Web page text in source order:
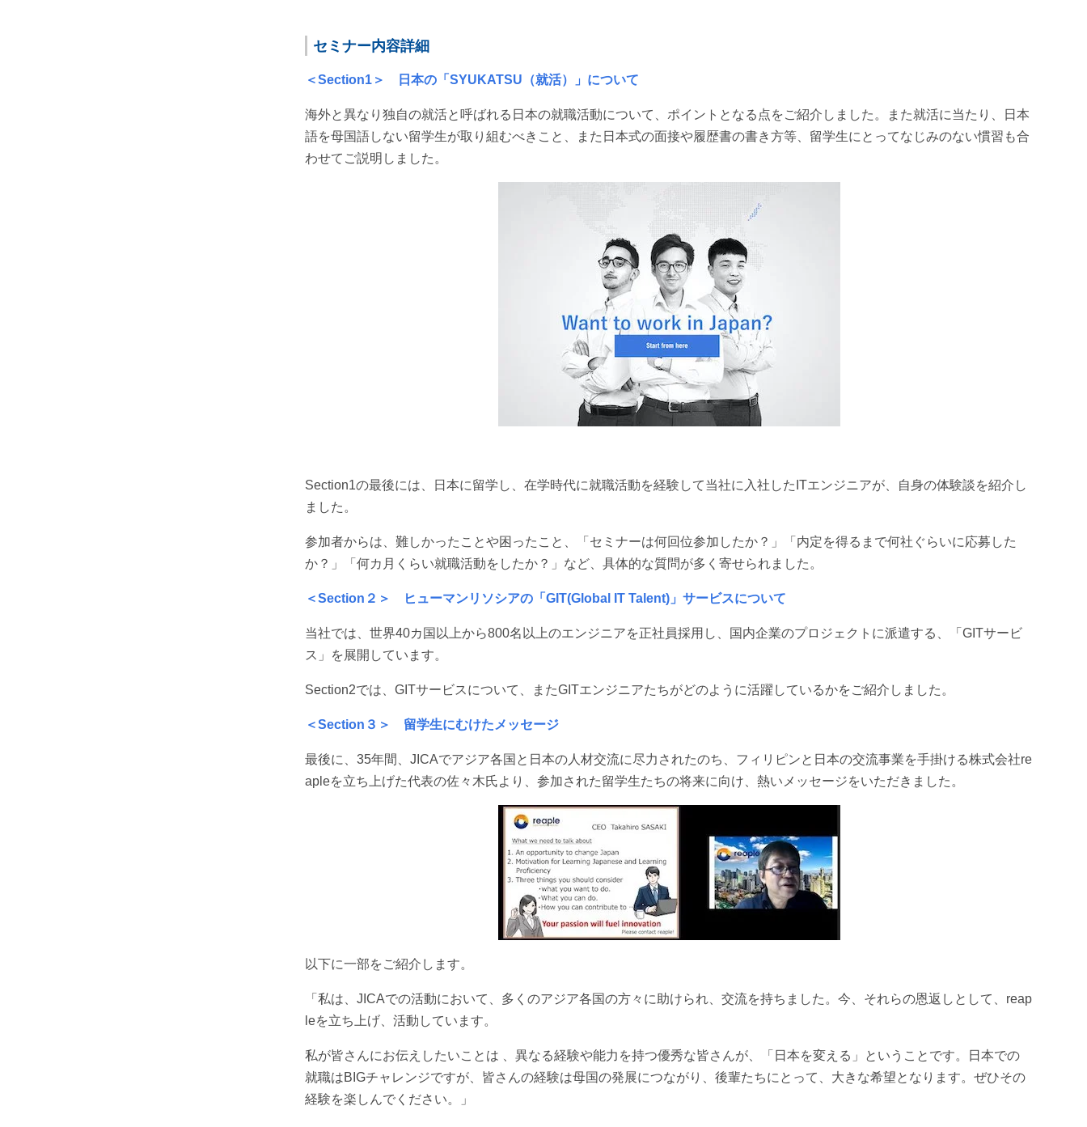
セミナー内容詳細
＜Section1＞ 日本の「SYUKATSU（就活）」について
海外と異なり独自の就活と呼ばれる日本の就職活動について、ポイントとなる点をご紹介しました。また就活に当たり、日本
語を母国語しない留学生が取り組むべきこと、また日本式の面接や履歴書の書き方等、留学生にとってなじみのない慣習も合
わせてご説明しました。
Section1の最後には、日本に留学し、在学時代に就職活動を経験して当社に入社したITエンジニアが、自身の体験談を紹介し
ました。
参加者からは、難しかったことや困ったこと、「セミナーは何回位参加したか？」「内定を得るまで何社ぐらいに応募した
か？」「何カ月くらい就職活動をしたか？」など、具体的な質問が多く寄せられました。
＜Section２＞ ヒューマンリソシアの「GIT(Global IT Talent)」サービスについて
当社では、世界40カ国以上から800名以上のエンジニアを正社員採用し、国内企業のプロジェクトに派遣する、「GITサービ
ス」を展開しています。
Section2では、GITサービスについて、またGITエンジニアたちがどのように活躍しているかをご紹介しました。
＜Section３＞ 留学生にむけたメッセージ
最後に、35年間、JICAでアジア各国と日本の人材交流に尽力されたのち、フィリピンと日本の交流事業を手掛ける株式会社re
apleを立ち上げた代表の佐々木氏より、参加された留学生たちの将来に向け、熱いメッセージをいただきました。
以下に一部をご紹介します。
「私は、JICAでの活動において、多くのアジア各国の方々に助けられ、交流を持ちました。今、それらの恩返しとして、reap
leを立ち上げ、活動しています。
私が皆さんにお伝えしたいことは 、異なる経験や能力を持つ優秀な皆さんが、「日本を変える」ということです。日本での
就職はBIGチャレンジですが、皆さんの経験は母国の発展につながり、後輩たちにとって、大きな希望となります。ぜひその
経験を楽しんでください。」